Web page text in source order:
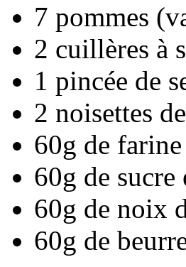
7 pommes
2 cuillères à
1 pincée de
2 noisettes
60g de farine
60g de sucre
60g de noix
60g de